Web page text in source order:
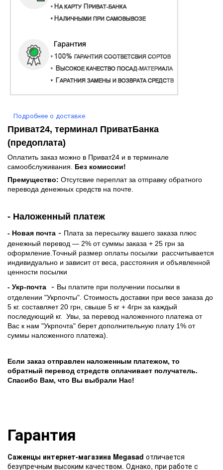
Подробнее о доставке
Приват24, терминал ПриватБанка
(предоплата)
Оплатить заказ можно в Приват24 и в терминале
самообслуживания. Без комиссии!
Премущество: Отсутсвие переплат за отправку обратного
перевода денежных средств на почте.
- Наложенный платеж
- Новая почта - Плата за пересылку вашего заказа плюс
денежный перевод — 2% от суммы заказа + 25 грн за
оформление.Точный размер оплаты посылки рассчитывается
индивидуально и зависит от веса, расстояния и объявленной
ценности посылки
- Укр-почта
- Вы платите при получении посылки в
отделении "Укрпочты". Стоимость доставки при весе заказа до
5 кг. составляет 20 грн, свыше 5 кг + 4грн за каждый
последующий кг. Увы, за перевод наложенного платежа от
Вас к нам "Укрпочта" берет дополнительную плату 1% от
суммы наложенного платежа).
Если заказ отправлен наложенным платежом, то
обратный перевод стредств оплачивает получатель.
Спасибо Вам, что Вы выбрали Нас!
Гарантия
Саженцы интернет-магазина Megasad отличается
безупречным высоким качеством. Однако, при работе с